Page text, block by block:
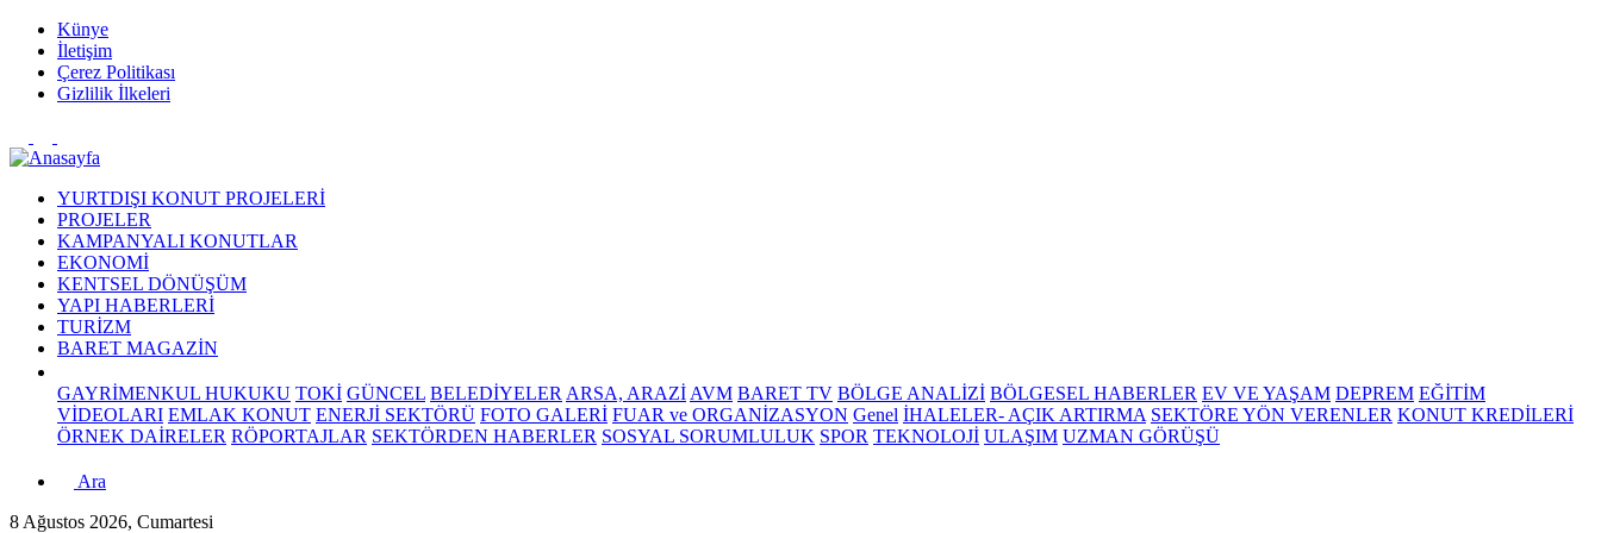
Künye
İletişim
Çerez Politikası
Gizlilik İlkeleri
YURTDIŞI KONUT PROJELERİ
PROJELER
KAMPANYALI KONUTLAR
EKONOMİ
KENTSEL DÖNÜŞÜM
YAPI HABERLERİ
TURİZM
BARET MAGAZİN
GAYRİMENKUL HUKUKU TOKİ GÜNCEL BELEDİYELER ARSA, ARAZİ AVM BARET TV BÖLGE ANALİZİ BÖLGESEL HABERLER EV VE YAŞAM DEPREM EĞİTİM
VİDEOLARI EMLAK KONUT ENERJİ SEKTÖRÜ FOTO GALERİ FUAR ve ORGANİZASYON Genel İHALELER- AÇIK ARTIRMA SEKTÖRE YÖN VERENLER KONUT KREDİLERİ
ÖRNEK DAİRELER RÖPORTAJLAR SEKTÖRDEN HABERLER SOSYAL SORUMLULUK SPOR TEKNOLOJİ ULAŞIM UZMAN GÖRÜŞÜ
Ara
8 Ağustos 2026, Cumartesi